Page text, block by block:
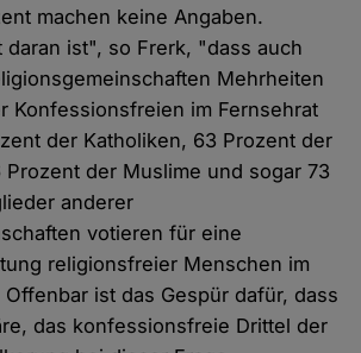
machen keine Angaben.
daran ist", so Frerk, "dass auch
Mehrheiten
Konfessionsfreien im Fernsehrat
der Katholiken, 63 Prozent der
Prozent der Muslime und sogar 73
anderer
votieren für eine
religionsfreier Menschen im
ist das Gespür dafür, dass
das konfessionsfreie Drittel der